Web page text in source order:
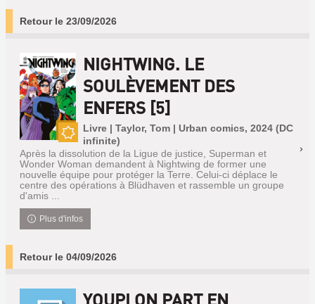
Retour le 23/09/2026
NIGHTWING. LE
SOULÈVEMENT DES
ENFERS [5]
Livre | Taylor, Tom | Urban comics, 2024 (DC
infinite)
Après la dissolution de la Ligue de justice, Superman et
Wonder Woman demandent à Nightwing de former une
nouvelle équipe pour protéger la Terre. Celui-ci déplace le
centre des opérations à Blüdhaven et rassemble un groupe
d'amis ...
Plus d'infos
Retour le 04/09/2026
YOUPI ON PART EN